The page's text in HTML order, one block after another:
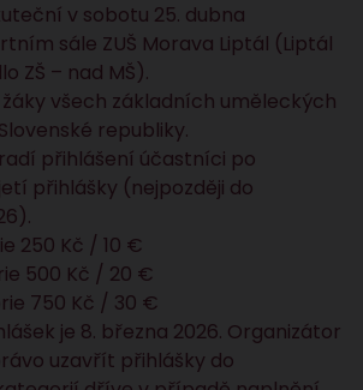
v sobotu 25. dubna
sále ZUŠ Morava Liptál (Liptál
ZŠ – nad MŠ).
všech základních uměleckých
republiky.
přihlášení účastníci po
přihlášky (nejpozději do
250 Kč / 10 €
500 Kč / 20 €
750 Kč / 30 €
je 8. března 2026. Organizátor
uzavřít přihlášky do